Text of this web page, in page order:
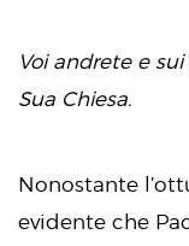
Voi andrete e
Sua Chiesa.
Nonostante
evidente che